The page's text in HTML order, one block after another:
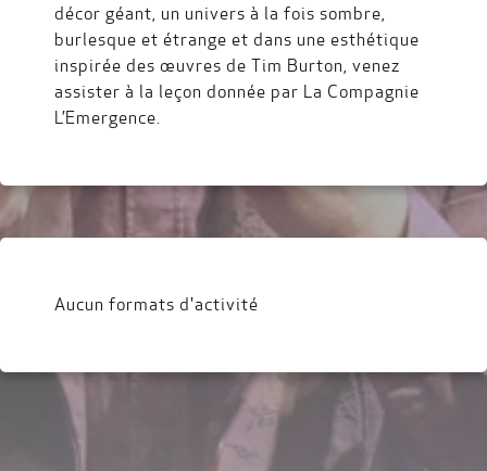
décor géant, un univers à la fois sombre,
burlesque et étrange et dans une esthétique
inspirée des œuvres de Tim Burton, venez
assister à la leçon donnée par La Compagnie
L’Emergence.
Aucun formats d'activité